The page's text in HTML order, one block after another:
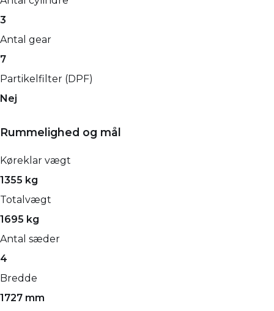
3
Antal gear
7
Partikelfilter (DPF)
Nej
Rummelighed og mål
Køreklar vægt
1355 kg
Totalvægt
1695 kg
Antal sæder
4
Bredde
1727 mm